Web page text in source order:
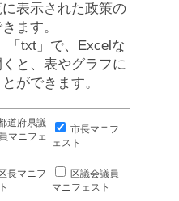
表示された政策の
ます。
「txt」で、Excelな
と、表やグラフに
ができます。
道府県議
マニフェ
市長マニフ
ェスト
区長マニフ
区議会議員
マニフェスト